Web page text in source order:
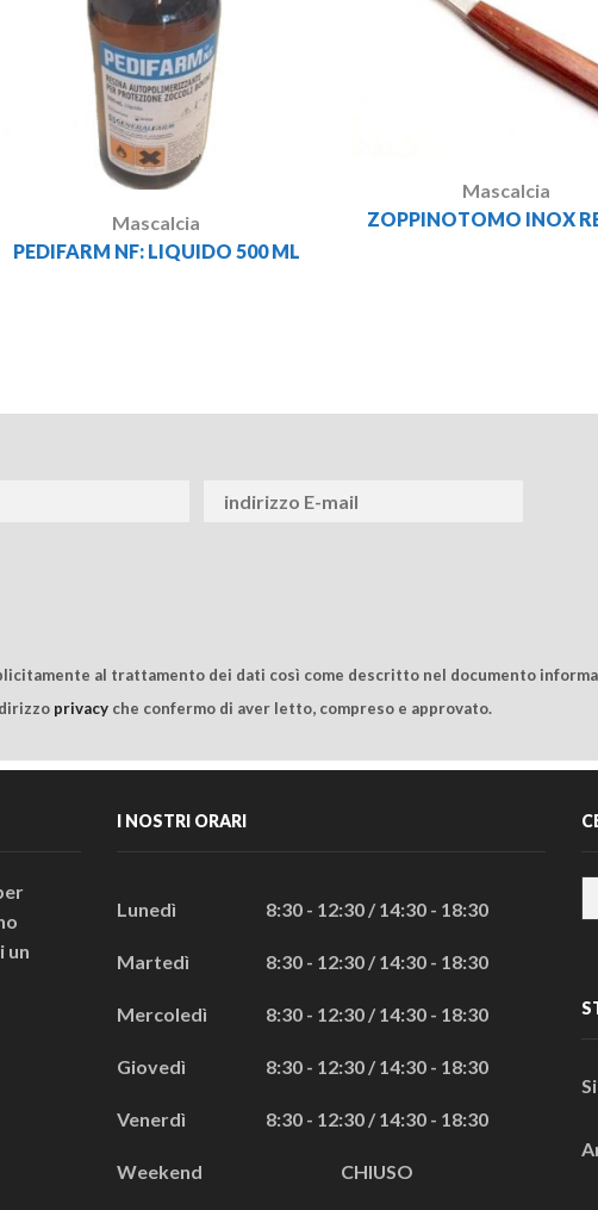
Mascalcia
PEDIFARM NF: LIQUIDO 500 ML
Mascalcia
ZOPPINOTOMO INOX
al trattamento dei dati così come descritto nel documento
privacy che confermo di aver letto, compreso e approvato.
un
I NOSTRI ORARI
Lunedì 8:30 - 12:30 / 14:30 - 18:30
Martedì 8:30 - 12:30 / 14:30 - 18:30
Mercoledì 8:30 - 12:30 / 14:30 - 18:30
Giovedì 8:30 - 12:30 / 14:30 - 18:30
Venerdì 8:30 - 12:30 / 14:30 - 18:30
Weekend CHIUSO